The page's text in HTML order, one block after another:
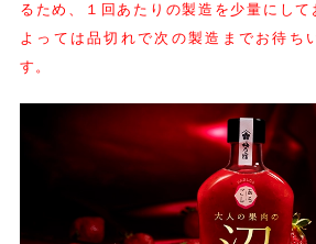
るため、１回あたりの製造を少量にし
よっては品切れで次の製造までお待ち
す。